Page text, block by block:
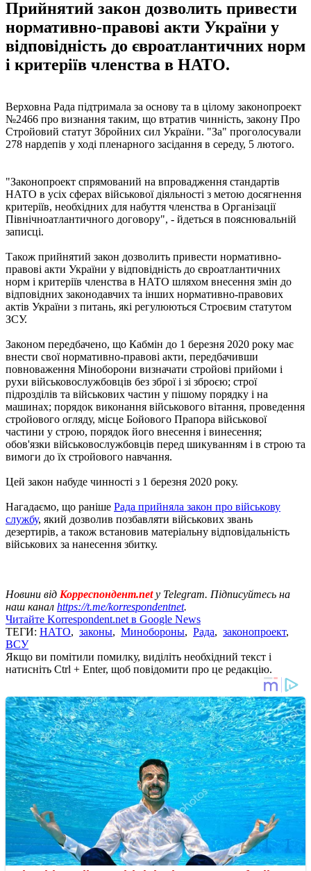
Прийнятий закон дозволить привести
нормативно-правові акти України у
відповідність до євроатлантичних норм
і критеріїв членства в НАТО.
Верховна Рада підтримала за основу та в цілому законопроект
№2466 про визнання таким, що втратив чинність, закону Про
Стройовий статут Збройних сил України. "За" проголосували
278 нардепів у ході пленарного засідання в середу, 5 лютого.
"Законопроект спрямований на впровадження стандартів
НАТО в усіх сферах військової діяльності з метою досягнення
критеріїв, необхідних для набуття членства в Організації
Північноатлантичного договору", - йдеться в пояснювальній
записці.
Також прийнятий закон дозволить привести нормативно-
правові акти України у відповідність до євроатлантичних
норм і критеріїв членства в НАТО шляхом внесення змін до
відповідних законодавчих та інших нормативно-правових
актів України з питань, які регулюються Строєвим статутом
ЗСУ.
Законом передбачено, що Кабмін до 1 березня 2020 року має
внести свої нормативно-правові акти, передбачивши
повноваження Міноборони визначати стройові прийоми і
рухи військовослужбовців без зброї і зі зброєю; строї
підрозділів та військових частин у пішому порядку і на
машинах; порядок виконання військового вітання, проведення
стройового огляду, місце Бойового Прапора військової
частини у строю, порядок його внесення і винесення;
обов'язки військовослужбовців перед шикуванням і в строю та
вимоги до їх стройового навчання.
Цей закон набуде чинності з 1 березня 2020 року.
Нагадаємо, що раніше Рада прийняла закон про військову
службу, який дозволив позбавляти військових звань
дезертирів, а також встановив матеріальну відповідальність
військових за нанесення збитку.
Новини від Корреспондент.net у Telegram. Підписуйтесь на
наш канал https://t.me/korrespondentnet.
Читайте Korrespondent.net в Google News
ТЕГИ: НАТО, законы, Минобороны, Рада, законопроект,
ВСУ
Якщо ви помітили помилку, виділіть необхідний текст і
натисніть Ctrl + Enter, щоб повідомити про це редакцію.